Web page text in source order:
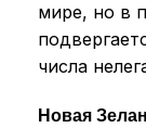
мире, но в
числа
Новая